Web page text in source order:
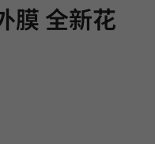
膜 全新花